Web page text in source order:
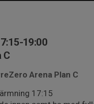
19:00
C
Arena Plan C
17:15